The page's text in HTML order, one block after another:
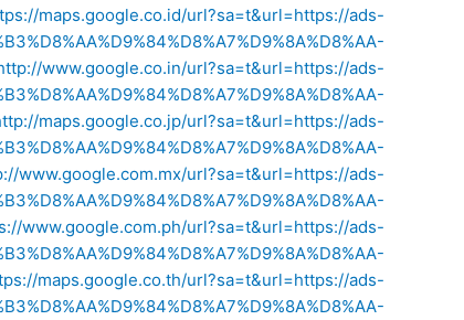
maps.google.co.id/url?sa=t&url=https://ads-
www.google.co.in/url?sa=t&url=https://ads-
maps.google.co.jp/url?sa=t&url=https://ads-
www.google.com.mx/url?sa=t&url=https://ads-
www.google.com.ph/url?sa=t&url=https://ads-
maps.google.co.th/url?sa=t&url=https://ads-